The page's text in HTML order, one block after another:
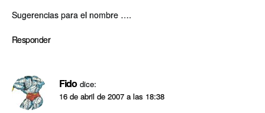
Sugerencias para el nombre ….
Responder
Fido dice:
16 de abril de 2007 a las 18:38